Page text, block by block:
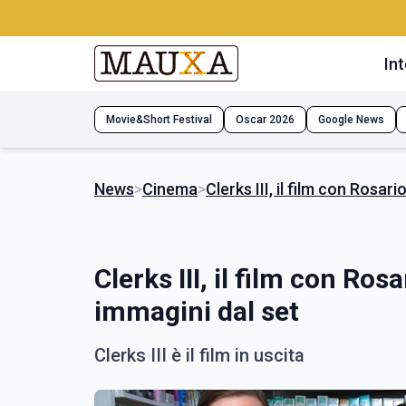
Movie&Short Festival Oscar 2026 Google News
News>Cinema>Clerks III, il film con
Clerks III, il film con
immagini dal set
Clerks III è il film in uscita